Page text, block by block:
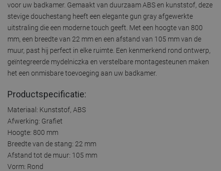
voor uw badkamer. Gemaakt van duurzaam ABS en kunststof, deze
stevige douchestang heeft een elegante gun gray afgewerkte
uitstraling die een moderne touch geeft. Met een hoogte van 800
mm, een breedte van 22 mm en een afstand van 105 mm van de
muur, past hij perfect in elke ruimte. Een kenmerkend rond ontwerp,
geïntegreerde mydelniczka en verstelbare montagesteunen maken
het een onmisbare toevoeging aan uw badkamer.
Productspecificatie:
Materiaal: Kunststof, ABS
Afwerking: Grafiet
Hoogte: 800 mm
Breedte van de stang: 22 mm
Afstand tot de muur: 105 mm
Vorm: Rond